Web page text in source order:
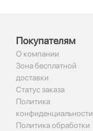
Покупателям
О компании
Зона бесплатной
доставки
Статус заказа
Политика
конфиденциальности
Политика обработки